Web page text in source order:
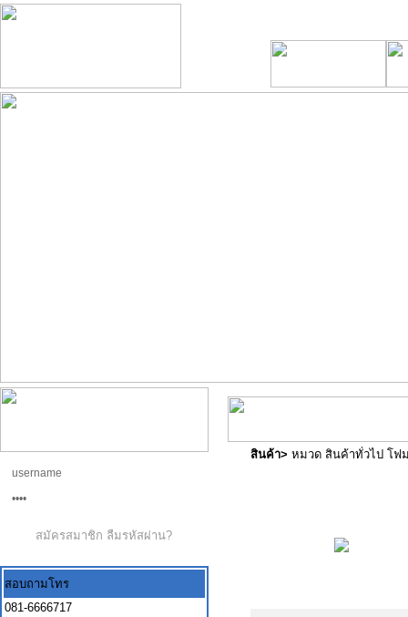
สมัครสมาชิก ลืมรหัสผ่าน?
สอบถามโทร
081-6666717
สินค้า> หมวด สินค้าทั่วไป โฟ